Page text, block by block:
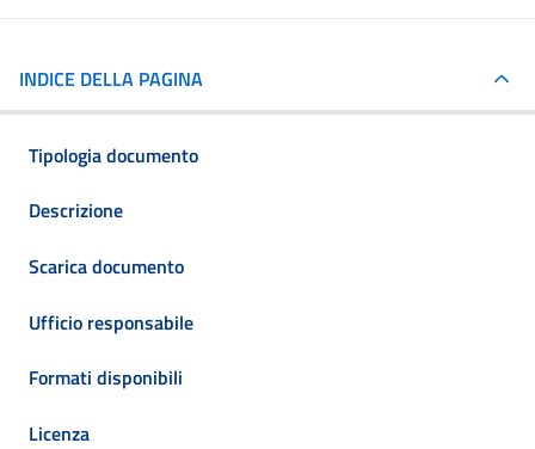
INDICE DELLA PAGINA
Tipologia documento
Descrizione
Scarica documento
Ufficio responsabile
Formati disponibili
Licenza